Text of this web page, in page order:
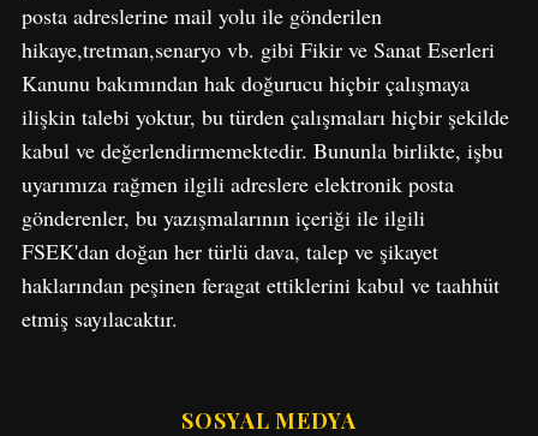
posta adreslerine mail yolu ile gönderilen
hikaye,tretman,senaryo vb. gibi Fikir ve Sanat Eserleri
Kanunu bakımından hak doğurucu hiçbir çalışmaya
ilişkin talebi yoktur, bu türden çalışmaları hiçbir şekilde
kabul ve değerlendirmemektedir. Bununla birlikte, işbu
uyarımıza rağmen ilgili adreslere elektronik posta
gönderenler, bu yazışmalarının içeriği ile ilgili
FSEK'dan doğan her türlü dava, talep ve şikayet
haklarından peşinen feragat ettiklerini kabul ve taahhüt
etmiş sayılacaktır.
SOSYAL MEDYA
S
e
a
h
f
o